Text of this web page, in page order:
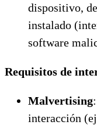
dispositivo,
instalado
software
Requisitos de
Malvertising
interacción